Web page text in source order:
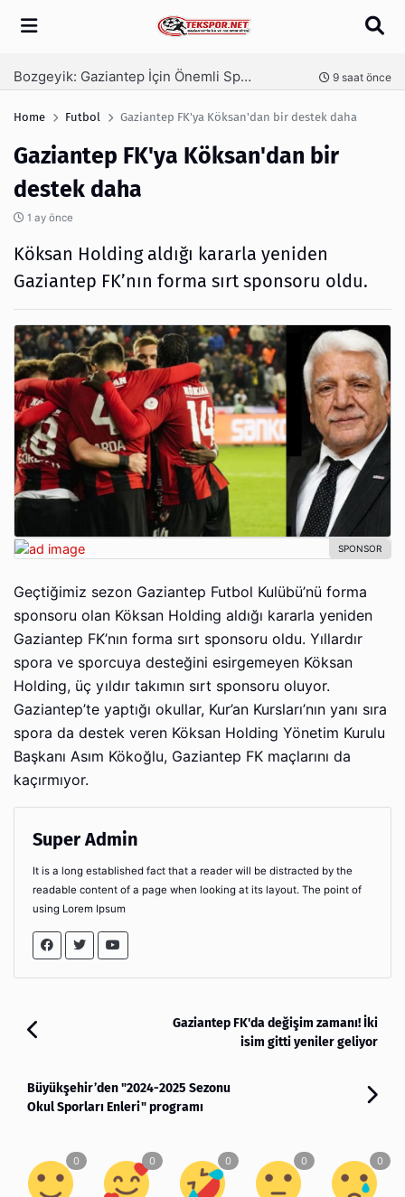
Arama
Bozgeyik: Gaziantep İçin Önemli Spor Yatırımları Yolda 9 saat önce
Home Futbol Gaziantep FK'ya Köksan'dan bir destek daha
Gaziantep FK'ya Köksan'dan bir
destek daha
1 ay önce
Köksan Holding aldığı kararla yeniden
Gaziantep FK’nın forma sırt sponsoru oldu.
Geçtiğimiz sezon Gaziantep Futbol Kulübü’nü forma
sponsoru olan Köksan Holding aldığı kararla yeniden
Gaziantep FK’nın forma sırt sponsoru oldu. Yıllardır
spora ve sporcuya desteğini esirgemeyen Köksan
Holding, üç yıldır takımın sırt sponsoru oluyor.
Gaziantep’te yaptığı okullar, Kur’an Kursları’nın yanı sıra
spora da destek veren Köksan Holding Yönetim Kurulu
Başkanı Asım Kökoğlu, Gaziantep FK maçlarını da
kaçırmıyor.
Super Admin
It is a long established fact that a reader will be distracted by the
readable content of a page when looking at its layout. The point of
using Lorem Ipsum
Gaziantep FK'da değişim zamanı! İki
isim gitti yeniler geliyor
Büyükşehir’den "2024-2025 Sezonu
Okul Sporları Enleri" programı